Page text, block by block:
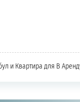
и Квартира для В